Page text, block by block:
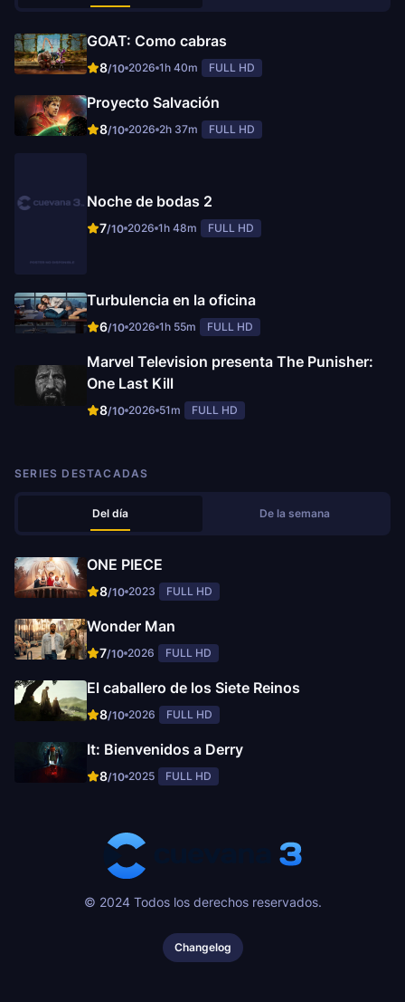
GOAT: Como cabras
8/10 2026 1h 40m FULL HD
Proyecto Salvación
8/10 2026 2h 37m FULL HD
Noche de bodas 2
7/10 2026 1h 48m FULL HD
Turbulencia en la oficina
6/10 2026 1h 55m FULL HD
Marvel Television presenta The Punisher:
One Last Kill
8/10 2026 51m FULL HD
SERIES DESTACADAS
Del día De la semana
ONE PIECE
8/10 2023 FULL HD
Wonder Man
7/10 2026 FULL HD
El caballero de los Siete Reinos
8/10 2026 FULL HD
It: Bienvenidos a Derry
8/10 2025 FULL HD
© 2024 Todos los derechos reservados.
Changelog